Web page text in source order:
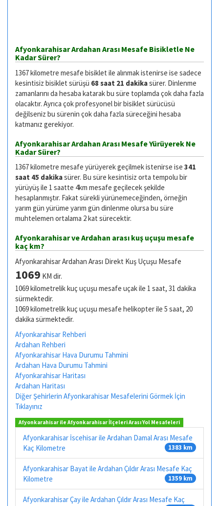
Afyonkarahisar Ardahan Arası Mesafe Bisikletle Ne
Kadar Sürer?
1367 kilometre mesafe bisiklet ile alınmak istenirse ise sadece
kesintisiz bisiklet sürüşü 68 saat 21 dakikasürer. Dinlenme
zamanlarını da hesaba katarak bu süre toplamda çok daha fazla
olacaktır. Ayrıca çok profesyonel bir bisiklet sürücüsü
değilseniz bu sürenin çok daha fazla süreceğini hesaba
katmanız gerekiyor.
Afyonkarahisar Ardahan Arası Mesafe Yürüyerek Ne
Kadar Sürer?
1367 kilometre mesafe yürüyerek geçilmek istenirse ise 341
saat 45 dakikasürer. Bu süre kesintisiz orta tempolu bir
yürüyüş ile 1 saatte 4km mesafe geçilecek şekilde
hesaplanmıştır. Fakat sürekli yürünemeceğinden, örneğin
yarım gün yürüme yarım gün dinlenme olursa bu süre
muhtelemen ortalama 2 kat sürecektir.
Afyonkarahisar ve Ardahan arası kuş uçuşu mesafe
kaç km?
Afyonkarahisar Ardahan Arası Direkt Kuş Uçuşu Mesafe
1069 KM dir.
1069 kilometrelik kuç uçuşu mesafe uçak ile 1 saat, 31 dakika
sürmektedir.
1069 kilometrelik kuç uçuşu mesafe helikopter ile 5 saat, 20
dakika sürmektedir.
Afyonkarahisar Rehberi
Ardahan Rehberi
Afyonkarahisar Hava Durumu Tahmini
Ardahan Hava Durumu Tahmini
Afyonkarahisar Haritası
Ardahan Haritası
Diğer Şehirlerin Afyonkarahisar Mesafelerini Görmek İçin
Tıklayınız
Afyonkarahisar ile Afyonkarahisar İlçeleri Arası Yol Mesafeleri
Afyonkarahisar İscehisar ile Ardahan Damal Arası Mesafe
Kaç Kilometre
1383 km
Afyonkarahisar Bayat ile Ardahan Çıldır Arası Mesafe Kaç
Kilometre
1359 km
Afyonkarahisar Çay ile Ardahan Çıldır Arası Mesafe Kaç